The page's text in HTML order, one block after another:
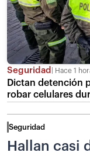
Seguridad Hace 1
Dictan detención
robar celulares
Seguridad
Hallan casi